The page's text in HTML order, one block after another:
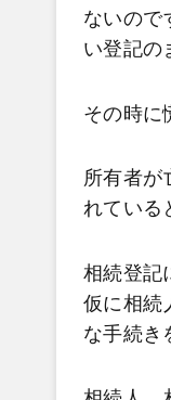
ないので
い登記の
その時に
所有者が
れている
相続登記
仮に相続
な手続き